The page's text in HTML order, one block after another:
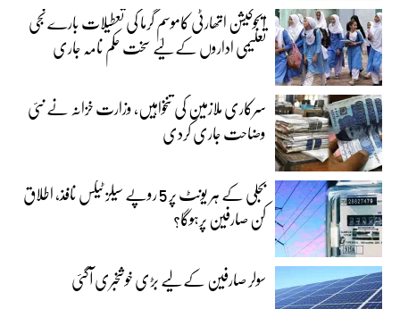
ایجوکیشن اتھارٹی کاموسمِ گرما کی تعطیلات بارے نجی
تعلیمی اداروں کے لیے سخت حکم نامہ جاری
سرکاری ملازمین کی تنخواہیں، وزارت خزانہ نے نئی
وضاحت جاری کردی
بجلی کے ہر یونٹ پر 5 روپے سیلز ٹیکس نافذ، اطلاق
کن صارفین پرہوگا؟
سولر صارفین کے لیے بڑی خوشخبری آگئی